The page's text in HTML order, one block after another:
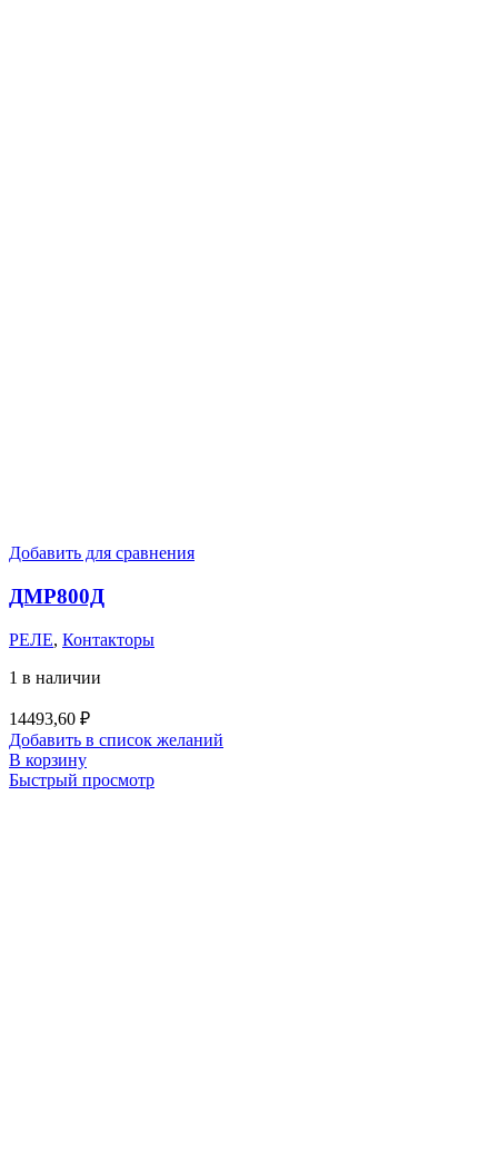
Добавить для сравнения
ДМР800Д
РЕЛЕ, Контакторы
1 в наличии
14493,60 ₽
Добавить в список желаний
В корзину
Быстрый просмотр